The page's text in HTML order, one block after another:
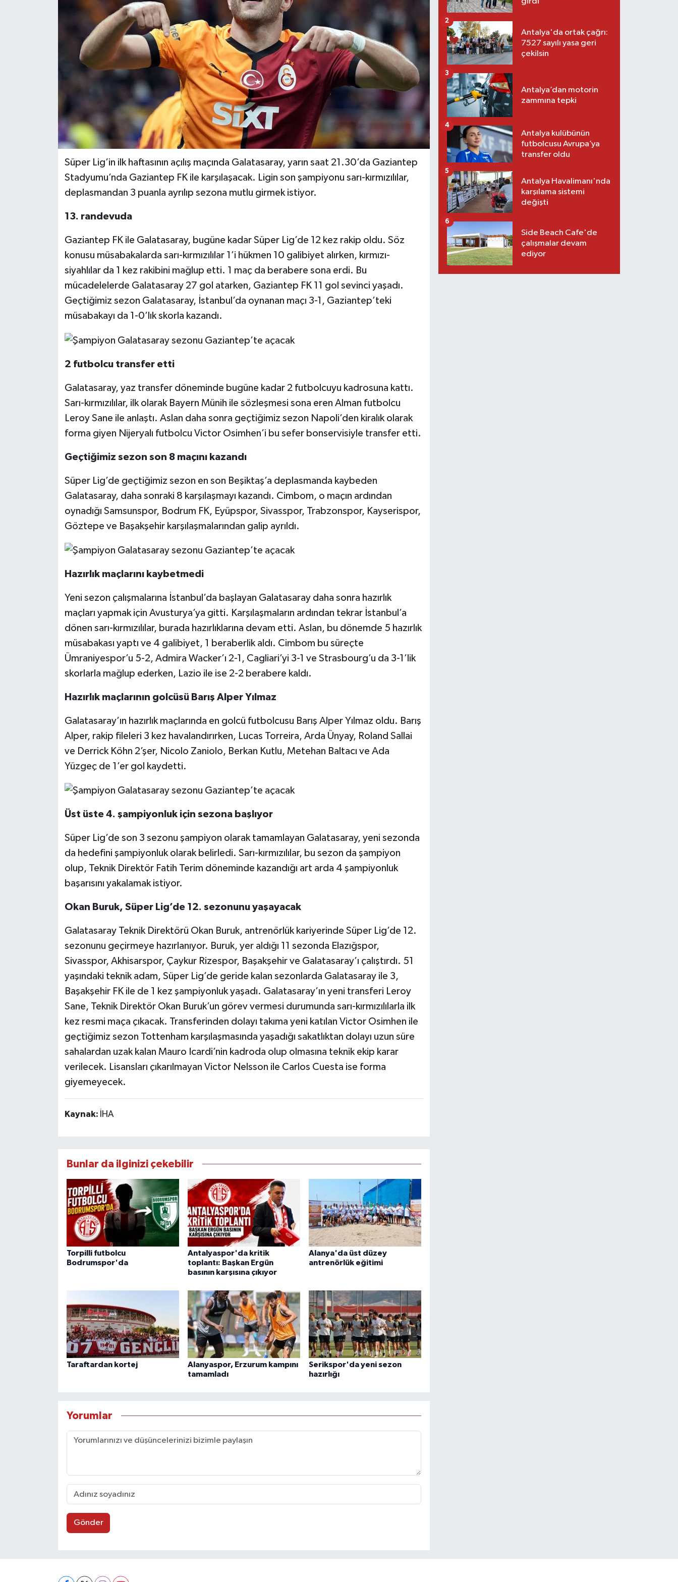
Süper Lig’in ilk haftasının açılış maçında Galatasaray, yarın saat 21.30’da Gaziantep
Stadyumu’nda Gaziantep FK ile karşılaşacak. Ligin son şampiyonu sarı-kırmızılılar,
deplasmandan 3 puanla ayrılıp sezona mutlu girmek istiyor.
13. randevuda
Gaziantep FK ile Galatasaray, bugüne kadar Süper Lig’de 12 kez rakip oldu. Söz
konusu müsabakalarda sarı-kırmızılılar 1’i hükmen 10 galibiyet alırken, kırmızı-
siyahlılar da 1 kez rakibini mağlup etti. 1 maç da berabere sona erdi. Bu
mücadelelerde Galatasaray 27 gol atarken, Gaziantep FK 11 gol sevinci yaşadı.
Geçtiğimiz sezon Galatasaray, İstanbul’da oynanan maçı 3-1, Gaziantep’teki
müsabakayı da 1-0’lık skorla kazandı.
2 futbolcu transfer etti
Galatasaray, yaz transfer döneminde bugüne kadar 2 futbolcuyu kadrosuna kattı.
Sarı-kırmızılılar, ilk olarak Bayern Münih ile sözleşmesi sona eren Alman futbolcu
Leroy Sane ile anlaştı. Aslan daha sonra geçtiğimiz sezon Napoli’den kiralık olarak
forma giyen Nijeryalı futbolcu Victor Osimhen’i bu sefer bonservisiyle transfer etti.
Geçtiğimiz sezon son 8 maçını kazandı
Süper Lig’de geçtiğimiz sezon en son Beşiktaş’a deplasmanda kaybeden
Galatasaray, daha sonraki 8 karşılaşmayı kazandı. Cimbom, o maçın ardından
oynadığı Samsunspor, Bodrum FK, Eyüpspor, Sivasspor, Trabzonspor, Kayserispor,
Göztepe ve Başakşehir karşılaşmalarından galip ayrıldı.
Hazırlık maçlarını kaybetmedi
Yeni sezon çalışmalarına İstanbul’da başlayan Galatasaray daha sonra hazırlık
maçları yapmak için Avusturya’ya gitti. Karşılaşmaların ardından tekrar İstanbul’a
dönen sarı-kırmızılılar, burada hazırlıklarına devam etti. Aslan, bu dönemde 5 hazırlık
müsabakası yaptı ve 4 galibiyet, 1 beraberlik aldı. Cimbom bu süreçte
Ümraniyespor’u 5-2, Admira Wacker’ı 2-1, Cagliari’yi 3-1 ve Strasbourg’u da 3-1’lik
skorlarla mağlup ederken, Lazio ile ise 2-2 berabere kaldı.
Hazırlık maçlarının golcüsü Barış Alper Yılmaz
Galatasaray’ın hazırlık maçlarında en golcü futbolcusu Barış Alper Yılmaz oldu. Barış
Alper, rakip fileleri 3 kez havalandırırken, Lucas Torreira, Arda Ünyay, Roland Sallai
ve Derrick Köhn 2’şer, Nicolo Zaniolo, Berkan Kutlu, Metehan Baltacı ve Ada
Yüzgeç de 1’er gol kaydetti.
Üst üste 4. şampiyonluk için sezona başlıyor
Süper Lig’de son 3 sezonu şampiyon olarak tamamlayan Galatasaray, yeni sezonda
da hedefini şampiyonluk olarak belirledi. Sarı-kırmızılılar, bu sezon da şampiyon
olup, Teknik Direktör Fatih Terim döneminde kazandığı art arda 4 şampiyonluk
başarısını yakalamak istiyor.
Okan Buruk, Süper Lig’de 12. sezonunu yaşayacak
Galatasaray Teknik Direktörü Okan Buruk, antrenörlük kariyerinde Süper Lig’de 12.
sezonunu geçirmeye hazırlanıyor. Buruk, yer aldığı 11 sezonda Elazığspor,
Sivasspor, Akhisarspor, Çaykur Rizespor, Başakşehir ve Galatasaray’ı çalıştırdı. 51
yaşındaki teknik adam, Süper Lig’de geride kalan sezonlarda Galatasaray ile 3,
Başakşehir FK ile de 1 kez şampiyonluk yaşadı. Galatasaray’ın yeni transferi Leroy
Sane, Teknik Direktör Okan Buruk’un görev vermesi durumunda sarı-kırmızılılarla ilk
kez resmi maça çıkacak. Transferinden dolayı takıma yeni katılan Victor Osimhen ile
geçtiğimiz sezon Tottenham karşılaşmasında yaşadığı sakatlıktan dolayı uzun süre
sahalardan uzak kalan Mauro Icardi’nin kadroda olup olmasına teknik ekip karar
verilecek. Lisansları çıkarılmayan Victor Nelsson ile Carlos Cuesta ise forma
giyemeyecek.
Kaynak: İHA
Bunlar da ilginizi çekebilir
Torpilli futbolcu
Bodrumspor'da
Antalyaspor'da kritik
toplantı: Başkan Ergün
basının karşısına çıkıyor
Alanya'da üst düzey
antrenörlük eğitimi
Taraftardan kortej
Alanyaspor, Erzurum kampını
tamamladı
Serikspor'da yeni sezon
hazırlığı
Yorumlar
Gönder
Antalya'da ortak çağrı:
7527 sayılı yasa geri
çekilsin
2
Antalya’dan motorin
zammına tepki
3
Antalya kulübünün
futbolcusu Avrupa’ya
transfer oldu
4
Antalya Havalimanı'nda
karşılama sistemi
değişti
5
Side Beach Cafe'de
çalışmalar devam
ediyor
6
RÖPORTAJ
VİDEO HABERLER
YAZARLAR
RESMİ İLAN
MAGAZİN